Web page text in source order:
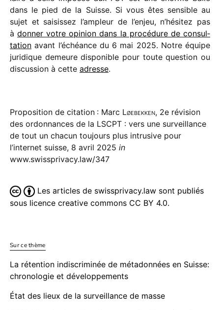
dans le pied de la Suisse. Si vous êtes sensible au
sujet et saisis­sez l’ampleur de l’enjeu, n’hésitez pas
à donner votre opinion dans la procé­dure de consul­
ta­tion avant l’échéance du 6 mai 2025. Notre équipe
juri­dique demeure dispo­nible pour toute ques­tion ou
discus­sion à cette adresse.
Proposition de citation : Marc Løebekken, 2e révision
des ordonnances de la LSCPT : vers une surveillance
de tout un chacun toujours plus intrusive pour
l’internet suisse, 8 avril 2025 in
www.swissprivacy.law/347
Les articles de swissprivacy.law sont publiés
sous licence creative commons CC BY 4.0.
Sur ce thème
La rétention indiscriminée de métadonnées en Suisse:
chronologie et développements
État des lieux de la surveillance de masse